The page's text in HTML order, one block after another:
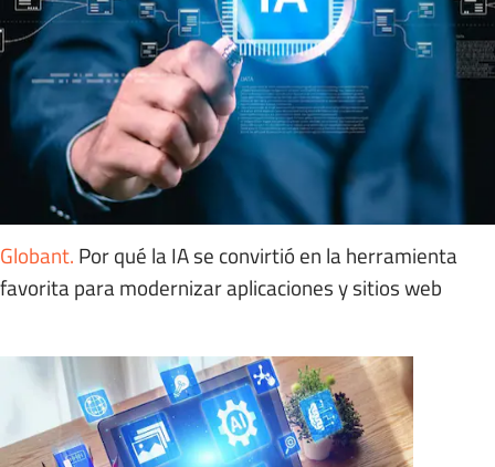
Globant. Por qué la IA se convirtió en la herramienta
favorita para modernizar aplicaciones y sitios web